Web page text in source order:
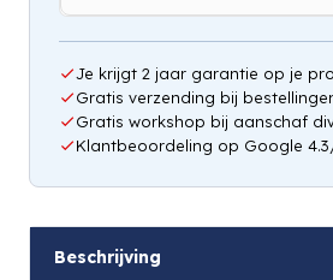
Je krijgt 2 jaar garantie op je
Gratis verzending bij
Gratis workshop bij aanschaf
Klantbeoordeling op Google
Beschrijving